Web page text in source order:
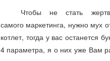
Чтобы не стать
самого маркетинга, нужно мух
котлет, тогда у вас останется
4 параметра, я о них уже Вам